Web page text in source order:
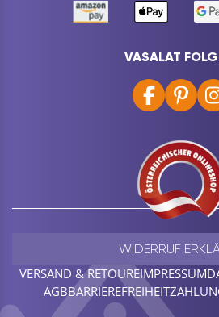
VASALAT
VERSAND & RETOUREIMPRESSUM
AGBBARRIEREFREIHEIT
WIDERRUF